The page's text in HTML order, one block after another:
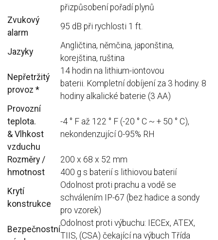
přizpůsobení pořadí plynů
Zvukový
alarm
95 dB při rychlosti 1 ft.
Jazyky
Angličtina, němčina, japonština,
korejština, ruština
Nepřetržitý
provoz *
14 hodin na lithium-iontovou
baterii. Kompletní dobíjení za 3 hodiny. 8
hodiny alkalické baterie (3 AA)
Provozní
teplota.
& Vlhkost
vzduchu
-4 ° F až 122 ° F (-20 ° C ~ + 50 ° C),
nekondenzující 0-95% RH
Rozměry / ​​
hmotnost
200 x 68 x 52 mm
400 g s baterií s lithiovou baterií
Krytí
konstrukce
Odolnost proti prachu a vodě se
schválením IP-67 (bez hadice a sondy
pro vzorek)
Bezpečnostní
Odolnost proti výbuchu: IECEx, ATEX,
TIIS, (CSA) čekající na výbuch Třída